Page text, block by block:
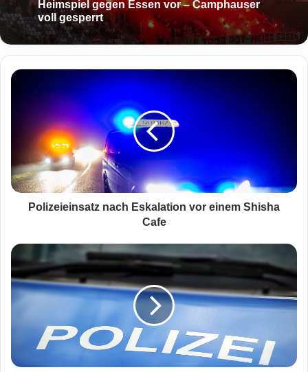
Heimspiel gegen Essen vor – Camphauser
voll gesperrt
P
e
i
t
n
a
k
Polizeieinsatz nach Eskalation vor einem Shisha
Cafe
Z
e
l